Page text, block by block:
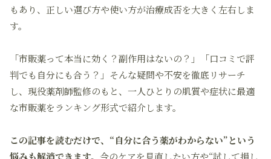
もあり、正しい選び方や使い方が治療成否を大きく左右しま
す。
「市販薬って本当に効く？副作用はないの？」「口コミで評
判でも自分にも合う？」そんな疑問や不安を徹底リサーチ
し、現役薬剤師監修のもと、一人ひとりの肌質や症状に最適
な市販薬をランキング形式で紹介します。
この記事を読むだけで、“自分に合う薬がわからない”という
悩みも解消できます。 今のケアを見直したい方や“試して損し